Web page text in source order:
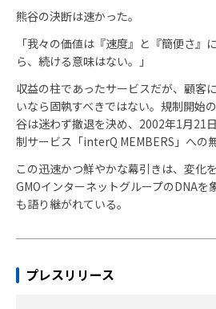
熊谷の決断は速かった。
「我々の価値は『速度』と『簡便さ』
ら、続ける意味はない。」
収益の柱であったサービスだが、顧客
いなら固執すべきではない。規制開始
谷は迷わず撤退を決め、2002年1月21
制サービス「interQ MEMBERS」への
この迅速かつ鮮やかな幕引きは、変化
GMOインターネットグループのDNAを
も語り継がれている。
プレスリリース